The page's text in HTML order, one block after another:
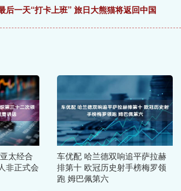
后一天“打卡上班” 旅日大熊猫将返回中国
太经合
非正式会
车优配 哈兰德双响追平萨拉赫
排第十 欧冠历史射手榜梅罗领
跑 姆巴佩第六